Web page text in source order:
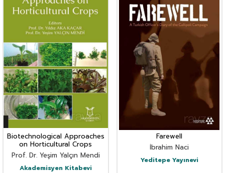
Biotechnological Approaches
on Horticultural Crops
Prof. Dr. Yeşim Yalçın Mendi
Akademisyen Kitabevi
Farewell
İbrahim Naci
Yeditepe Yayınevi